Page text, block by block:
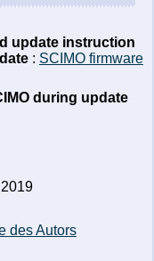
update instruction
: SCIMO firmware
during update